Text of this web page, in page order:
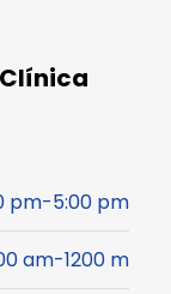
pm-5:00 pm
am-1200 m